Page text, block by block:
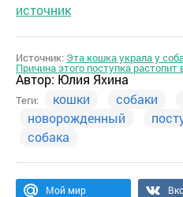
источник
Источник: Эта кошка украла у
Причина этого поступка
Автор: Юлия Яхина
Теги: кошки собаки
новорожденный
собака
Мой мир